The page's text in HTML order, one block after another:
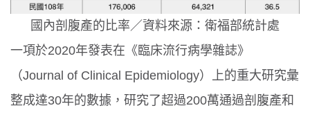
國內剖腹產的比率／資料來源：衛福部統計處
一項於2020年發表在《臨床流行病學雜誌》
（Journal of Clinical Epidemiology）上的重大研究彙
整成達30年的數據，研究了超過200萬通過剖腹產和